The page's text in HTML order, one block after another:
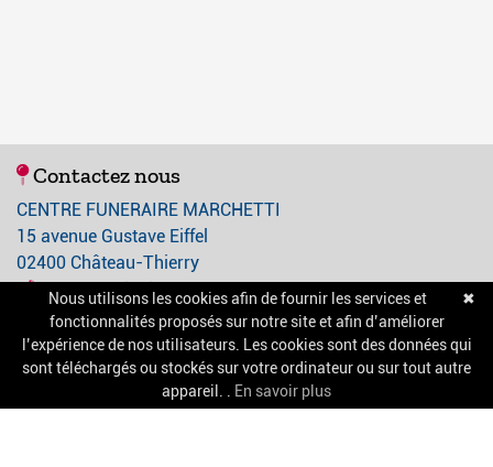
Contactez nous
CENTRE FUNERAIRE MARCHETTI
15 avenue Gustave Eiffel
02400 Château-Thierry
03 23 84 21 21
contact@centre-funeraire-marchetti.com
✖
Nous utilisons les cookies afin de fournir les services et
fonctionnalités proposés sur notre site et afin d’améliorer
l’expérience de nos utilisateurs. Les cookies sont des données qui
sont téléchargés ou stockés sur votre ordinateur ou sur tout autre
appareil. .
En savoir plus